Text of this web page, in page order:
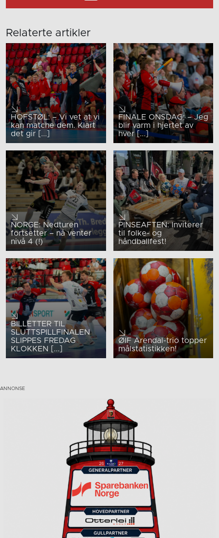
Relaterte artikler
HOFSTØL: – Vi vet at vi
kan matche dem. Klart
det gir [...]
FINALE ONSDAG: – Jeg
blir varm i hjertet av
hver [...]
NORGE: Nedturen
fortsetter – nå venter
nivå 4 (!)
PINSEAFTEN: Inviterer
til folke- og
håndballfest!
BILLETTER TIL
SLUTTSPILLFINALEN
SLIPPES FREDAG
KLOKKEN [...]
ØIF Arendal-trio topper
målstatistikken!